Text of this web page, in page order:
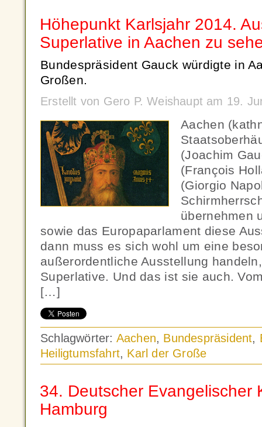
Höhepunkt Karlsjahr 2014.
Superlative in Aachen zu
Bundespräsident Gauck würdigte in
Großen.
Erstellt von Gero P. Weishaupt am 19.
Aachen
(Joachim
(François
(Giorgio
übernehmen
sowie das Europaparlament diese
dann muss es sich wohl um eine
außerordentliche Ausstellung
Superlative. Und das ist sie auch.
[…]
Schlagwörter: Aachen, Bundespräsident,
Heiligtumsfahrt, Karl der Große
34. Deutscher Evangelischer
Hamburg